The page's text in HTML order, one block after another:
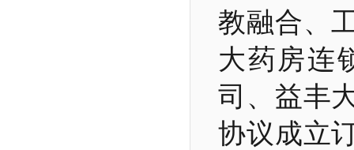
教融合、
大药房连
司、益丰
协议成立